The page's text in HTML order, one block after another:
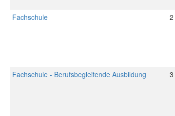
Fachschule
Fachschule - Berufsbegleitende Ausbildung